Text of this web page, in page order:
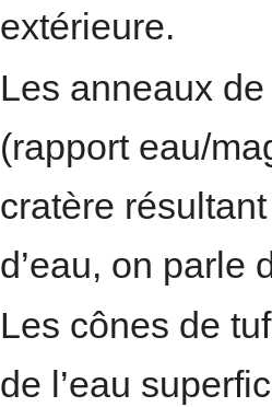
extérieure.
Les anneaux
(rapport eau/
cratère
d’eau, on parle
Les cônes de
de l’eau